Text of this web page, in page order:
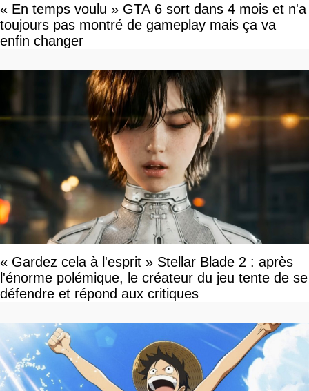
« En temps voulu » GTA 6 sort dans 4 mois et n'a
toujours pas montré de gameplay mais ça va
enfin changer
« Gardez cela à l'esprit » Stellar Blade 2 : après
l'énorme polémique, le créateur du jeu tente de se
défendre et répond aux critiques